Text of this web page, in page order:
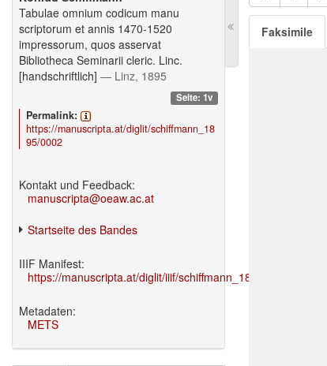
Tabulae omnium codicum manu
scriptorum et annis 1470-1520
impressorum, quos asservat
Bibliotheca Seminarii cleric. Linc.
[handschriftlich] — Linz, 1895
Seite: 1v
Permalink:
https://manuscripta.at/diglit/schiffmann_18
95/0002
Kontakt und Feedback:
manuscripta@oeaw.ac.at
Startseite des Bandes
IIIF Manifest:
https://manuscripta.at/diglit/iiif/schiffmann_1895/manifest.json
Metadaten:
METS
Faksimile